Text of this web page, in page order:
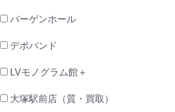
バーゲンホール
デポバンド
LVモノグラム館＋
大塚駅前店（質・買取）